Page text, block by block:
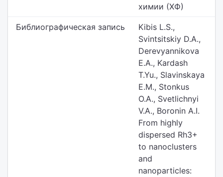
химии (ХФ)
Библиографическая запись
Kibis L.S.,
Svintsitskiy D.A.,
Derevyannikova
E.A., Kardash
T.Yu., Slavinskaya
E.M., Stonkus
O.A., Svetlichnyi
V.A., Boronin A.I.
From highly
dispersed Rh3+
to nanoclusters
and
nanoparticles: